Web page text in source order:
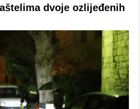
dvoje ozlijeđenih